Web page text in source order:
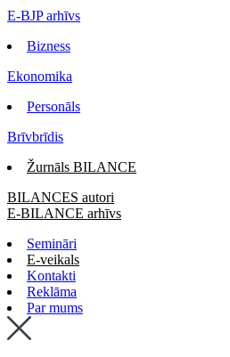
E-BJP arhīvs
Bizness
Ekonomika
Personāls
Brīvbrīdis
Žurnāls BILANCE
BILANCES autori
E-BILANCE arhīvs
Semināri
E-veikals
Kontakti
Reklāma
Par mums